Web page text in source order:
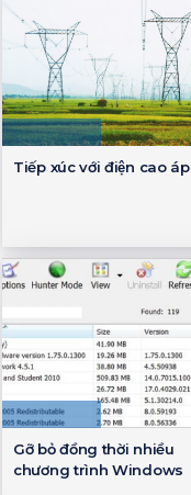
Tiếp xúc với điện cao áp
Gỡ bỏ đồng thời nhiều
chương trình Windows